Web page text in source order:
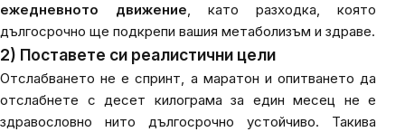
ежедневното движение, като разходка, която
дългосрочно ще подкрепи вашия метаболизъм и здраве.
2) Поставете си реалистични цели
Отслабването не е спринт, а маратон и опитването да
отслабнете с десет килограма за един месец не е
здравословно нито дългосрочно устойчиво. Такива